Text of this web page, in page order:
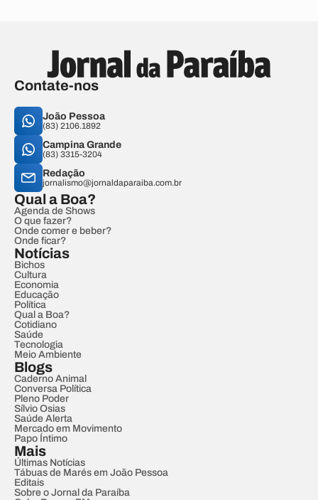
Contate-nos
João Pessoa
(83) 2106.1892
Campina Grande
(83) 3315-3204
Redação
jornalismo@jornaldaparaiba.com.br
Qual a Boa?
Agenda de Shows
O que fazer?
Onde comer e beber?
Onde ficar?
Notícias
Bichos
Cultura
Economia
Educação
Política
Qual a Boa?
Cotidiano
Saúde
Tecnologia
Meio Ambiente
Blogs
Caderno Animal
Conversa Política
Pleno Poder
Sílvio Osias
Saúde Alerta
Mercado em Movimento
Papo Íntimo
Mais
Últimas Notícias
Tábuas de Marés em João Pessoa
Editais
Sobre o Jornal da Paraíba